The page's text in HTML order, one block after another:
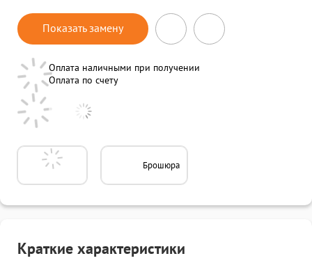
Показать замену
Оплата наличными при получении
Оплата по счету
Брошюра
Краткие характеристики